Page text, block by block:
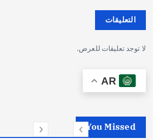
التعليقات
لا توجد تعليقات للعرض.
AR
You Missed